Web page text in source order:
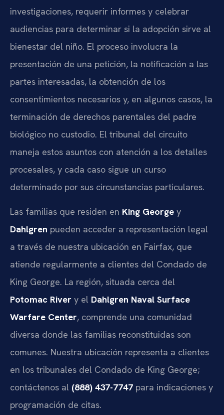
investigaciones, requerir informes y celebrar
audiencias para determinar si la adopción sirve al
bienestar del niño. El proceso involucra la
presentación de una petición, la notificación a las
partes interesadas, la obtención de los
consentimientos necesarios y, en algunos casos, la
terminación de derechos parentales del padre
biológico no custodio. El tribunal del circuito
maneja estos asuntos con atención a los detalles
procesales, y cada caso sigue un curso
determinado por sus circunstancias particulares.
Las familias que residen en King George y
Dahlgren pueden acceder a representación legal
a través de nuestra ubicación en Fairfax, que
atiende regularmente a clientes del Condado de
King George. La región, situada cerca del
Potomac River y el Dahlgren Naval Surface
Warfare Center, comprende una comunidad
diversa donde las familias reconstituidas son
comunes. Nuestra ubicación representa a clientes
en los tribunales del Condado de King George;
contáctenos al (888) 437-7747 para indicaciones y
programación de citas.